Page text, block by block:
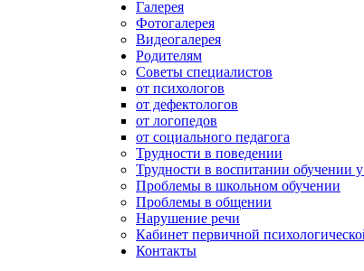
Галерея
Фотогалерея
Видеогалерея
Родителям
Советы специалистов
от психологов
от дефектологов
от логопедов
от социального педагога
Трудности в поведении
Трудности в воспитании обучении
Проблемы в школьном обучении
Проблемы в общении
Нарушение речи
Кабинет первичной
Контакты